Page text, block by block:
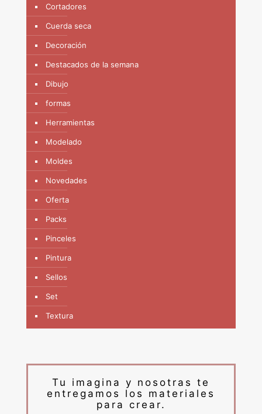
Cortadores
Cuerda seca
Decoración
Destacados de la semana
Dibujo
formas
Herramientas
Modelado
Moldes
Novedades
Oferta
Packs
Pinceles
Pintura
Sellos
Set
Textura
Tu imagina y nosotras te
entregamos los materiales
para crear.